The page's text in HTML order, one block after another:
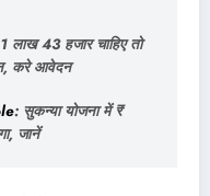
लाख 43 हजार चाहिए तो
करे आवेदन
: सुकन्या योजना में ₹
जानें